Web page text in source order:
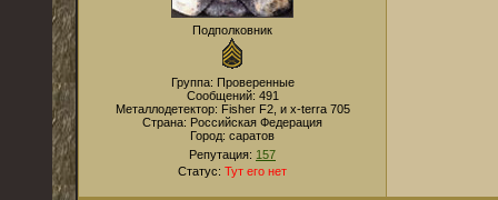
Подполковник
Группа: Проверенные
Сообщений: 491
Металлодетектор: Fisher F2, и x-terra 705
Страна: Российская Федерация
Город: саратов
Репутация: 157
Статус: Тут его нет